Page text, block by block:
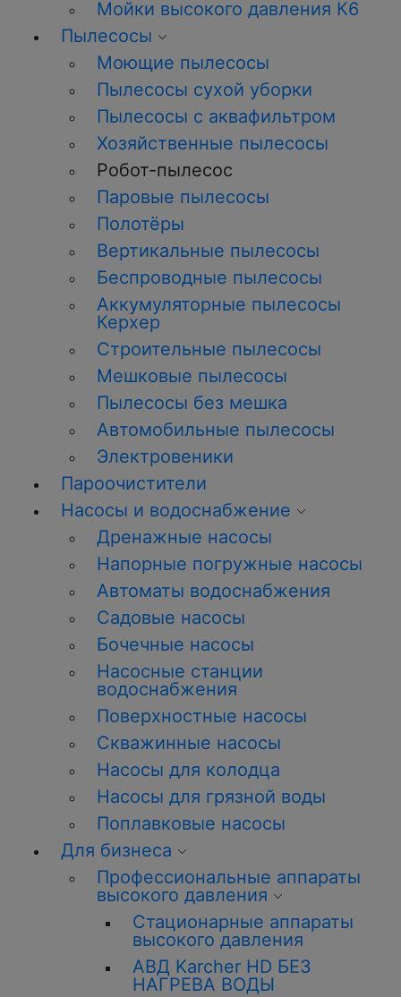
Мойки высокого давления К6
Пылесосы
Моющие пылесосы
Пылесосы сухой уборки
Пылесосы с аквафильтром
Хозяйственные пылесосы
Робот-пылесос
Паровые пылесосы
Полотёры
Вертикальные пылесосы
Беспроводные пылесосы
Аккумуляторные пылесосы
Керхер
Строительные пылесосы
Мешковые пылесосы
Пылесосы без мешка
Автомобильные пылесосы
Электровеники
Пароочистители
Насосы и водоснабжение
Дренажные насосы
Напорные погружные насосы
Автоматы водоснабжения
Садовые насосы
Бочечные насосы
Насосные станции
водоснабжения
Поверхностные насосы
Скважинные насосы
Насосы для колодца
Насосы для грязной воды
Поплавковые насосы
Для бизнеса
Профессиональные аппараты
высокого давления
Стационарные аппараты
высокого давления
АВД Karcher HD БЕЗ
НАГРЕВА ВОДЫ